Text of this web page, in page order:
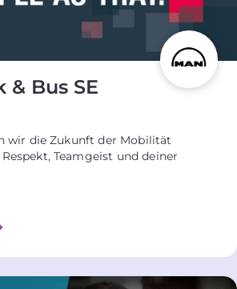
& Bus SE
wir die Zukunft der Mobilität
Teamgeist und deiner